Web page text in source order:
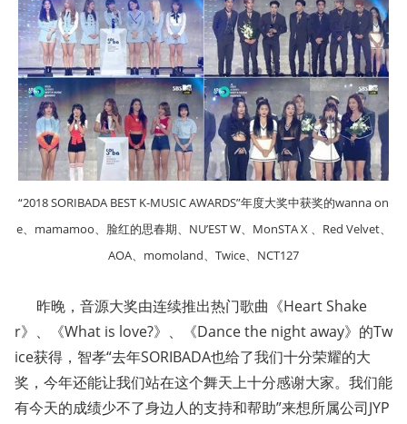
“2018 SORIBADA BEST K-MUSIC AWARDS”年度大奖中获奖的wanna on
e、mamamoo、脸红的思春期、NU’EST W、MonSTA X 、Red Velvet、
AOA、momoland、Twice、NCT127
昨晚，音源大奖由连续推出热门歌曲《Heart Shake
r》、《What is love?》、《Dance the night away》的Tw
ice获得，智孝“去年SORIBADA也给了我们十分荣耀的大
奖，今年还能让我们站在这个舞天上十分感谢大家。我们能
有今天的成绩少不了身边人的支持和帮助”来想所属公司JYP